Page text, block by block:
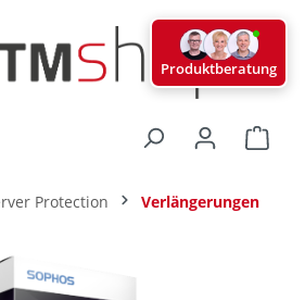
Protection Verlängerungen
Produktberatung